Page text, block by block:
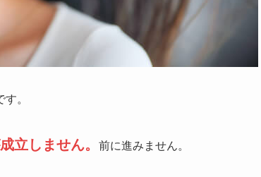
。
立しません。 前に進みません。